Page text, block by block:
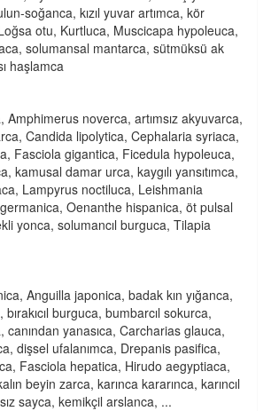
soğanca, kızıl yuvar artımca, kör
otu, Kurtluca, Muscicapa hypoleuca,
solumansal mantarca, sütmüksü ak
haşlamca
Amphimerus noverca, artımsız akyuvarca,
Candida lipolytica, Cephalaria syriaca,
Fasciola gigantica, Ficedula hypoleuca,
kamusal damar urca, kaygılı yansıtımca,
Lampyrus noctiluca, Leishmania
Oenanthe hispanica, öt pulsal
yonca, solumancıl burguca, Tilapia
Anguilla japonica, badak kın yığanca,
burguca, bumbarcıl sokurca,
canından yanasıca, Carcharias glauca,
dişsel ufalanımca, Drepanis pasifica,
Fasciola hepatica, Hirudo aegyptiaca,
beyin zarca, karınca kararınca, karıncıl
sayca, kemikçil arslanca, ...